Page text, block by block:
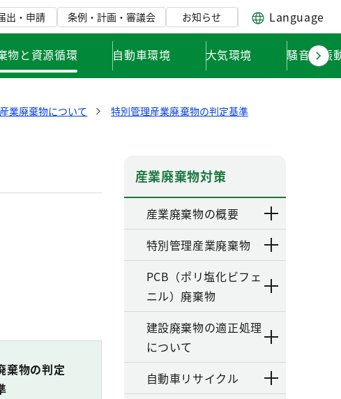
出・申請 条例・計画・審議会 お知らせ Language
物と資源循環 自動車環境 大気環境 騒音・振
業廃棄物について
特別管理産業廃棄物の判定基準
棄物の判定
産業廃棄物対策
産業廃棄物の概要
特別管理産業廃棄物
PCB（ポリ塩化ビフェ
ニル）廃棄物
建設廃棄物の適正処理
について
自動車リサイクル